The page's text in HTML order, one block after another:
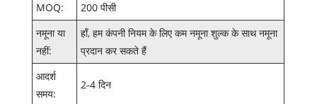
MOQ:
200 पीसी
नमूना या
नहीं:
हाँ, हम कंपनी नियम के लिए कम नमूना शुल्क के साथ नमूना
प्रदान कर सकते हैं
आदर्श
समय:
2-4 दिन